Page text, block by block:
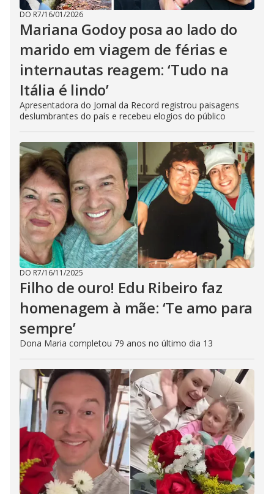
DO R7/16/01/2026
Mariana Godoy posa ao lado do
marido em viagem de férias e
internautas reagem: ‘Tudo na
Itália é lindo’
Apresentadora do Jornal da Record registrou paisagens
deslumbrantes do país e recebeu elogios do público
DO R7/16/11/2025
Filho de ouro! Edu Ribeiro faz
homenagem à mãe: ‘Te amo para
sempre’
Dona Maria completou 79 anos no último dia 13